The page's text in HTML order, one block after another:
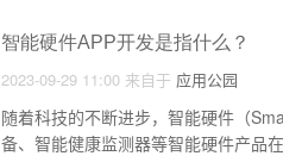
智能硬件APP开发是指什么？
2023-09-29 11:00 来自于 应用公园
随着科技的不断进步，智能硬件（
备、智能健康监测器等智能硬件产品